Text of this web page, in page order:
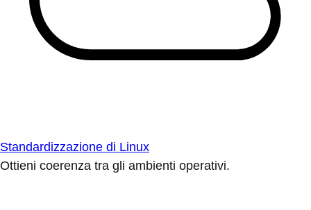
Standardizzazione di Linux
Ottieni coerenza tra gli ambienti operativi.